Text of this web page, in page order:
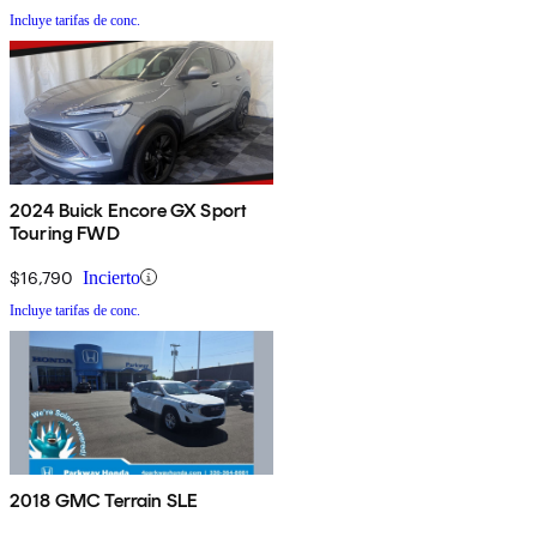
Incluye tarifas de conc.
2024 Buick Encore GX Sport
Touring FWD
$16,790 Incierto
Incluye tarifas de conc.
2018 GMC Terrain SLE